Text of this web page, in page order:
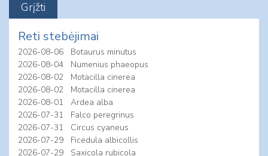
Reti stebėjimai
2026-08-06
Botaurus minutus
2026-08-04
Numenius phaeopus
2026-08-02
Motacilla cinerea
2026-08-02
Motacilla cinerea
2026-08-01
Ardea alba
2026-07-31
Falco peregrinus
2026-07-31
Circus cyaneus
2026-07-29
Ficedula albicollis
2026-07-29
Saxicola rubicola